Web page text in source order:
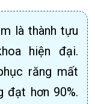
là thành tựu
hiện đại.
răng mất
đạt hơn 90%.